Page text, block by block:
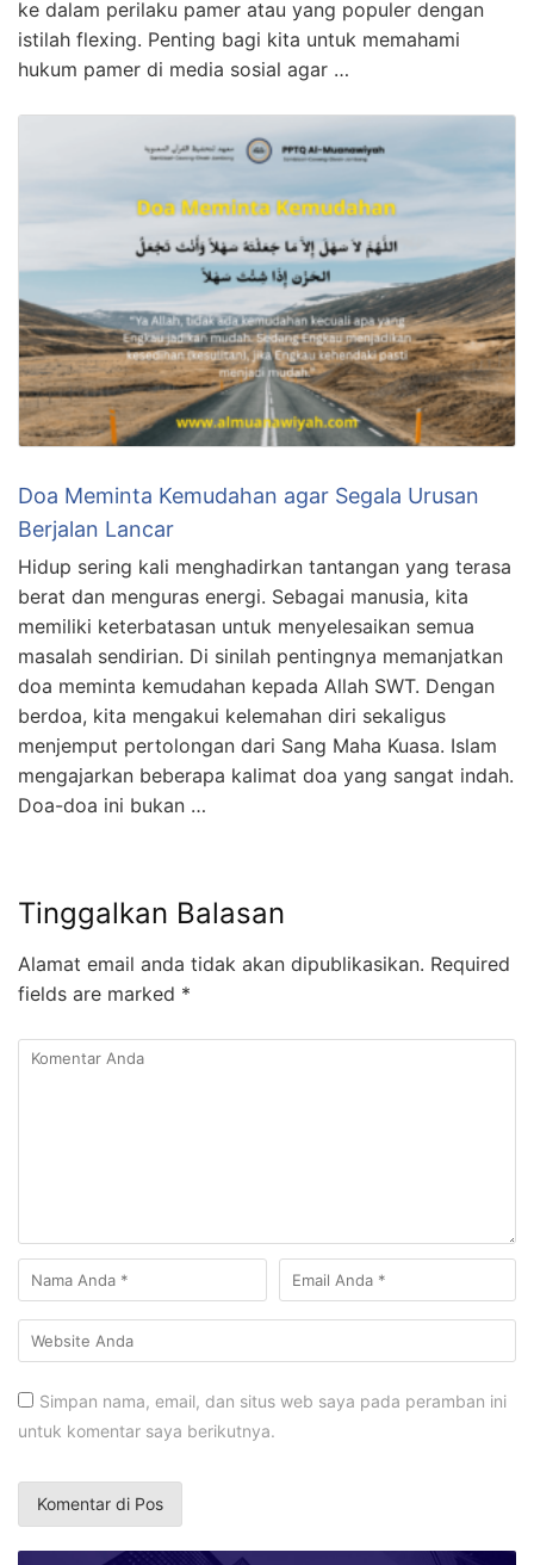
ke dalam perilaku pamer atau yang populer dengan
istilah flexing. Penting bagi kita untuk memahami
hukum pamer di media sosial agar …
Doa Meminta Kemudahan agar Segala Urusan
Berjalan Lancar
Hidup sering kali menghadirkan tantangan yang terasa
berat dan menguras energi. Sebagai manusia, kita
memiliki keterbatasan untuk menyelesaikan semua
masalah sendirian. Di sinilah pentingnya memanjatkan
doa meminta kemudahan kepada Allah SWT. Dengan
berdoa, kita mengakui kelemahan diri sekaligus
menjemput pertolongan dari Sang Maha Kuasa. Islam
mengajarkan beberapa kalimat doa yang sangat indah.
Doa-doa ini bukan …
Tinggalkan Balasan
Alamat email anda tidak akan dipublikasikan. Required
fields are marked *
Simpan nama, email, dan situs web saya pada peramban ini
untuk komentar saya berikutnya.